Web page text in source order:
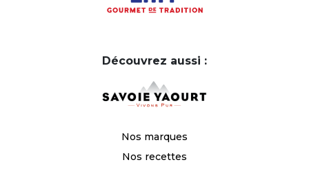
Découvrez aussi :
Nos marques
Nos recettes